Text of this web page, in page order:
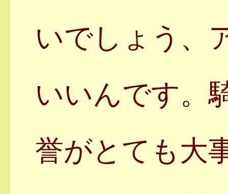
いでしょう、
いいんです。
誉がとても大